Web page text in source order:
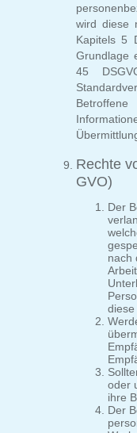
wird diese
Kapitels 5
Grundlage
45
Rechte
GVO)
Der
nach
diese
oder
ihre
Der